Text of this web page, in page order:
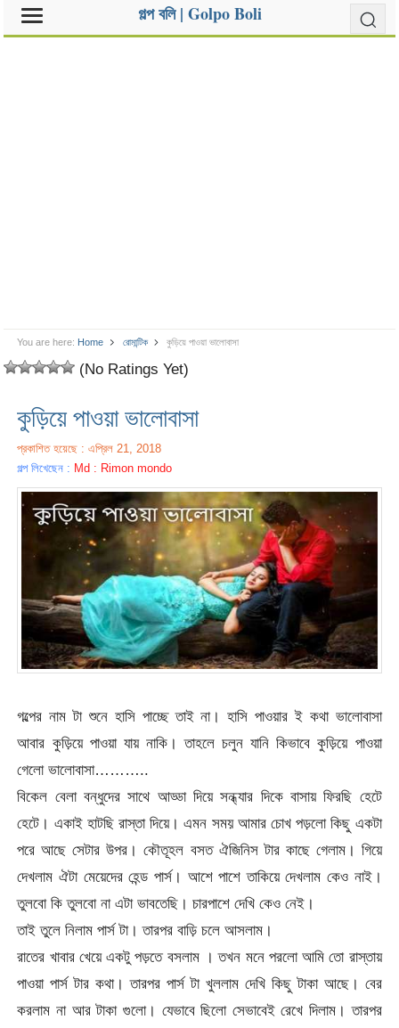
গল্প বলি | Golpo Boli
You are here: Home রোমান্টিক কুড়িয়ে পাওয়া ভালোবাসা
(No Ratings Yet)
কুড়িয়ে পাওয়া ভালোবাসা
প্রকাশিত হয়েছে : এপ্রিল 21, 2018
গল্প লিখেছেন : Md : Rimon mondo
গল্পের নাম টা শুনে হাসি পাচ্ছে তাই না। হাসি পাওয়ার ই কথা ভালোবাসা
আবার কুড়িয়ে পাওয়া যায় নাকি। তাহলে চলুন যানি কিভাবে কুড়িয়ে পাওয়া
গেলো ভালোবাসা………..
বিকেল বেলা বন্ধুদের সাথে আড্ডা দিয়ে সন্ধ্যার দিকে বাসায় ফিরছি হেটে
হেটে। একাই হাটছি রাস্তা দিয়ে। এমন সময় আমার চোখ পড়লো কিছু একটা
পরে আছে সেটার উপর। কৌতূহল বসত ঐজিনিস টার কাছে গেলাম। গিয়ে
দেখলাম ঐটা মেয়েদের হেন্ড পার্স। আশে পাশে তাকিয়ে দেখলাম কেও নাই।
তুলবো কি তুলবো না এটা ভাবতেছি। চারপাশে দেখি কেও নেই।
তাই তুলে নিলাম পার্স টা। তারপর বাড়ি চলে আসলাম।
রাতের খাবার খেয়ে একটু পড়তে বসলাম । তখন মনে পরলো আমি তো রাস্তায়
পাওয়া পার্স টার কথা। তারপর পার্স টা খুললাম দেখি কিছু টাকা আছে। বের
করলাম না আর টাকা গুলো। যেভাবে ছিলো সেভাবেই রেখে দিলাম। তারপর